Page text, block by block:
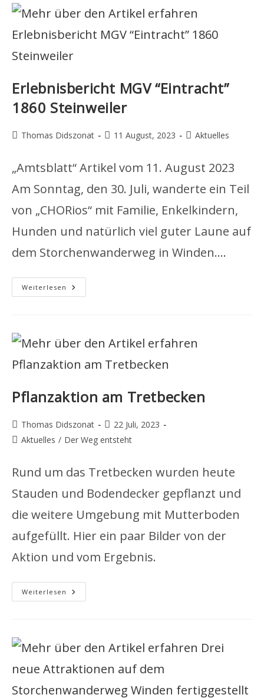
Erlebnisbericht MGV “Eintracht”
1860 Steinweiler
Beitrags-
Thomas Didszonat
Beitrag
11 August, 2023
Beitrags-
Aktuelles
„Amtsblatt“ Artikel vom 11. August 2023
Am Sonntag, den 30. Juli, wanderte ein Teil
von „CHORios“ mit Familie, Enkelkindern,
Hunden und natürlich viel guter Laune auf
dem Storchenwanderweg in Winden.…
Weiterlesen Erlebnisbericht
MGV
Pflanzaktion am Tretbecken
Beitrags-
Autor:
Thomas Didszonat
Beitrag
veröffentlicht:
22 Juli, 2023
Beitrags-
Aktuelles / Der Weg entsteht
Rund um das Tretbecken wurden heute
Stauden und Bodendecker gepflanzt und
die weitere Umgebung mit Mutterboden
aufgefüllt. Hier ein paar Bilder von der
Aktion und vom Ergebnis.
Weiterlesen Pflanzaktion
Am